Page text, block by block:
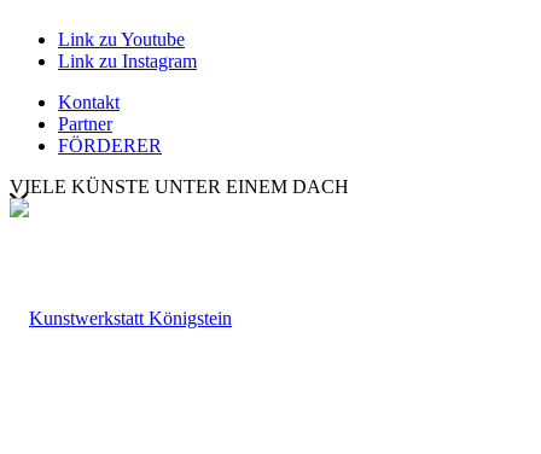
Link zu Youtube
Link zu Instagram
Kontakt
Partner
FÖRDERER
VIELE KÜNSTE UNTER EINEM DACH